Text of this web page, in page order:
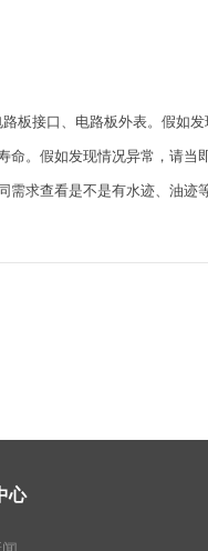
板接口、电路板外表。假如
。假如发现情况异常，请当
求查看是不是有水迹、油迹
心